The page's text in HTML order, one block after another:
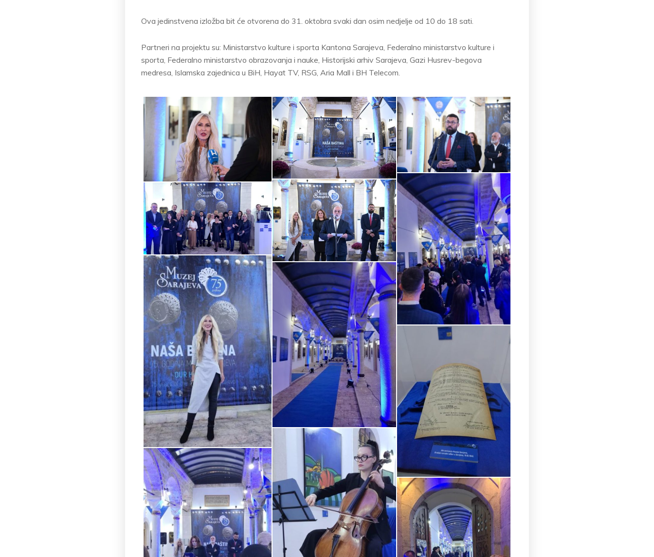
Ova jedinstvena izložba bit će otvorena do 31. oktobra svaki dan osim nedjelje od 10 do 18 sati.
Partneri na projektu su: Ministarstvo kulture i sporta Kantona Sarajeva, Federalno ministarstvo kulture i
sporta, Federalno ministarstvo obrazovanja i nauke, Historijski arhiv Sarajeva, Gazi Husrev-begova
medresa, Islamska zajednica u BiH, Hayat TV, RSG, Aria Mall i BH Telecom.